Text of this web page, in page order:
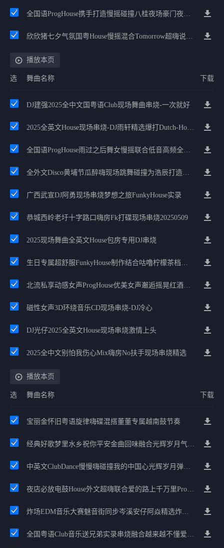
全国语ProgHouse携手打造慢摇碰撞八桂夜场豪门夜宴气氛小串
欣欣猪七夕气氛国粤House慢摇混合Tomorrow超嗨说唱英文House气氛
播放本页
选 舞曲名称 下载
DJ建强2025全中文国粤语Club现场舞曲串烧-一次就好
2025全英文House现场串烧-DJ雨轩精选爆打Dutch-House劲电舞曲
全国语ProgHouse雨过之后舞女慢摇联合低音高频全英文DeepHouse电音汇集
全外文Disco黄埔节瓜醉嗨现场跳舞碰撞为浩辰打造故事与她陶子精品
广西武宣DJ阿勇现场串烧梦想之旅FunkyHouse实录
恭城西岭老圩十字路口嗨房fk打碟现场串烧20250509
2025现场舞曲全英文House包房专用DJ串烧
生日专属超舒服FunkyHouse制作结合咕噜柠檬茶档抖音串烧
北流私享动感女声ProgHouse优美女声邂逅摇晃红酒杯夜晚慢摇
磁性女声3D环绕音乐CD现场串烧-DJ冷心
DJ光仔2025全英文House现场串烧激情上头
2025全中文别怕我伤心Mix嗨房No扶手现场串烧精选
播放本页
选 舞曲名称 下载
宝丽金怀旧粤语旋律嗨碟混搭董董专属越南鼓节奏
经典好歌梦里水乡祝你平安金曲回味融合光辉岁月气氛中文兄弟串烧
中英文ClubDance慢慢嗨碰撞我的中国心光辉岁月弹鼓车载
夜店必放电鼓House外文超嗨联合爱的路上千万里Prog包房漫步上头
炸场EDM音乐大赛魅音街同步岑溪安仔阿焱精选炸场歌路串烧
全国粤语Club音乐送兄弟实录串烧融合越来越不懂爱的哲学遗憾专辑